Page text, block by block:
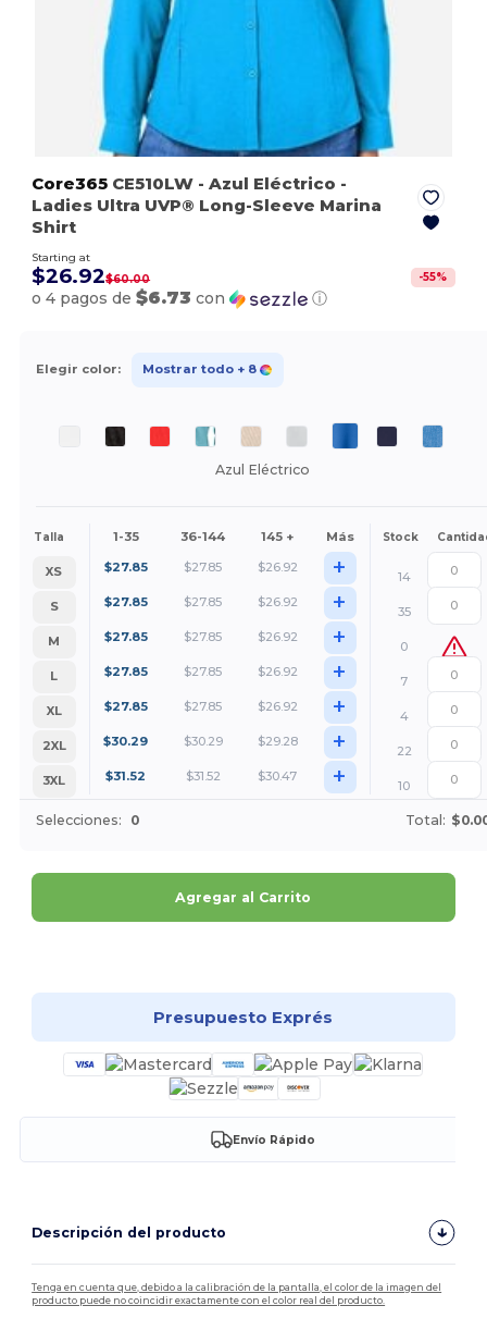
Core365 CE510LW - Azul Eléctrico -
Ladies Ultra UVP® Long-Sleeve Marina
Shirt
Starting at
$26.92$60.00 -55%
o 4 pagos de$6.73 con ⓘ
Elegir color: Mostrar todo + 8
Azul Eléctrico
Talla 1-35 36-144 145 + Más Stock
XS $27.85 $27.85 $26.92 +
14
S
$27.85 $27.85 $26.92 +
35
M
$27.85 $27.85 $26.92 +
0
L
$27.85 $27.85 $26.92 +
7
XL
$27.85 $27.85 $26.92 +
4
2XL
$30.29 $30.29 $29.28 +
22
3XL
$31.52 $31.52 $30.47 + 10
Selecciones: 0 Total:
Agregar al Carrito
Presupuesto Exprés
Envío Rápido
Descripción del producto
Tenga en cuenta que, debido a la calibración de la pantalla, el color de la imagen del
producto puede no coincidir exactamente con el color real del producto.